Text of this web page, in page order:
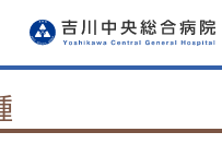
れる方へ
選定療養費